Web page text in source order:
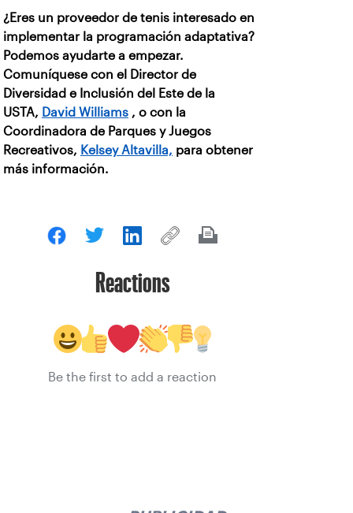
¿Eres un proveedor de tenis interesado en
implementar la programación adaptativa?
Podemos ayudarte a empezar.
Comuníquese con el Director de
Diversidad e Inclusión del Este de la
USTA, David Williams , o con la
Coordinadora de Parques y Juegos
Recreativos, Kelsey Altavilla, para obtener
más información.
Reactions
Be the first to add a reaction